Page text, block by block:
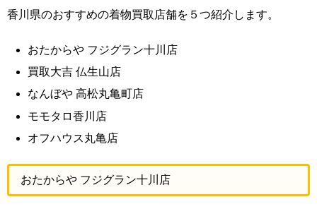
香川県のおすすめの着物買取店舗を５つ紹介します。
おたからや フジグラン十川店
買取大吉 仏生山店
なんぼや 高松丸亀町店
モモタロ香川店
オフハウス丸亀店
おたからや フジグラン十川店